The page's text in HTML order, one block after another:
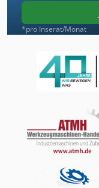
*pro Inserat/Monat